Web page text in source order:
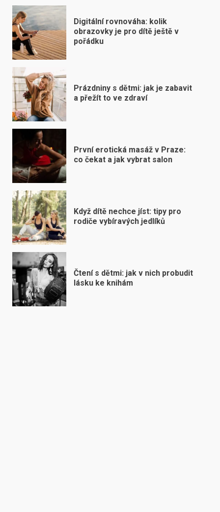
Digitální rovnováha: kolik
obrazovky je pro dítě ještě v
pořádku
Prázdniny s dětmi: jak je zabavit
a přežít to ve zdraví
První erotická masáž v Praze:
co čekat a jak vybrat salon
Když dítě nechce jíst: tipy pro
rodiče vybíravých jedlíků
Čtení s dětmi: jak v nich probudit
lásku ke knihám